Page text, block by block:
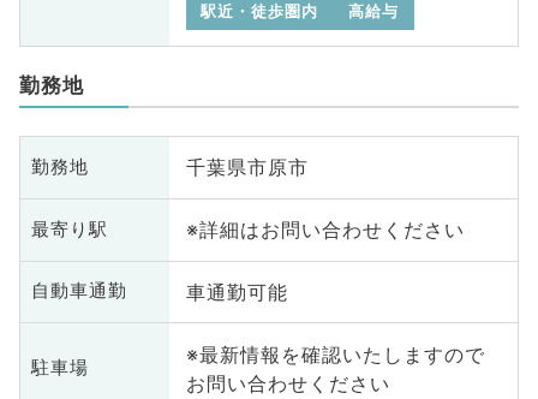
駅近・徒歩圏内
高給与
勤務地
勤務地 千葉県市原市
最寄り駅 ※詳細はお問い合わせください
自動車通勤 車通勤可能
駐車場
※最新情報を確認いたしますので
お問い合わせください